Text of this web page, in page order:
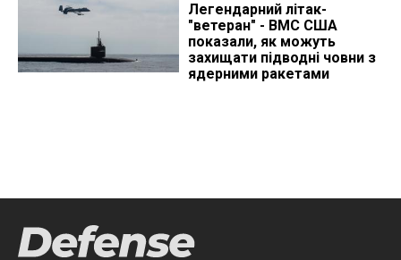
Легендарний літак-
"ветеран" - ВМС США
показали, як можуть
захищати підводні човни з
ядерними ракетами